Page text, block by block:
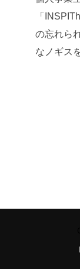
「
の忘れら
なノギス